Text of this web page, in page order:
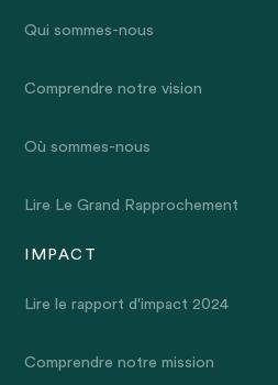
Qui sommes-nous
Comprendre notre vision
Où sommes-nous
Lire Le Grand Rapprochement
IMPACT
Lire le rapport d'impact 2024
Comprendre notre mission